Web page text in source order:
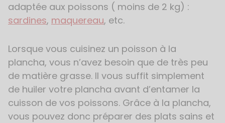
adaptée aux poissons ( moins de 2 kg) :
sardines, maquereau, etc.
Lorsque vous cuisinez un poisson à la
plancha, vous n’avez besoin que de très peu
de matière grasse. Il vous suffit simplement
de huiler votre plancha avant d’entamer la
cuisson de vos poissons. Grâce à la plancha,
vous pouvez donc préparer des plats sains et